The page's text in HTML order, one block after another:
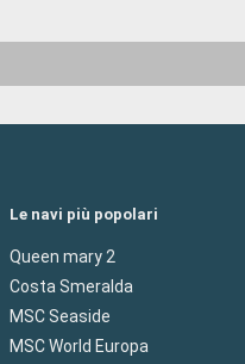
Le navi più popolari
Queen mary 2
Costa Smeralda
MSC Seaside
MSC World Europa